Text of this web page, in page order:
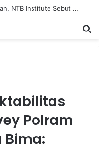
Dukung Program Prabowo Gibran, NTB Institute Sebut MBG dan Kopdes Solusi Percepatan Pembangunan Daerah 3T
Polram
Bima: